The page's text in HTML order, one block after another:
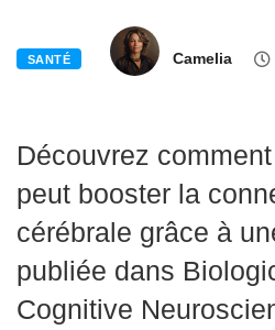
SANTÉ Camelia
Découvrez
peut booster la
cérébrale grâce à
publiée dans
Cognitive